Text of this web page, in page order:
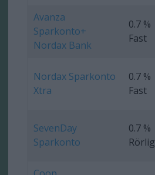
Avanza
Sparkonto+
Nordax Bank
0.7 %
Fast
Nordax Sparkonto
Xtra
0.7 %
Fast
SevenDay
Sparkonto
0.7 %
Rörlig